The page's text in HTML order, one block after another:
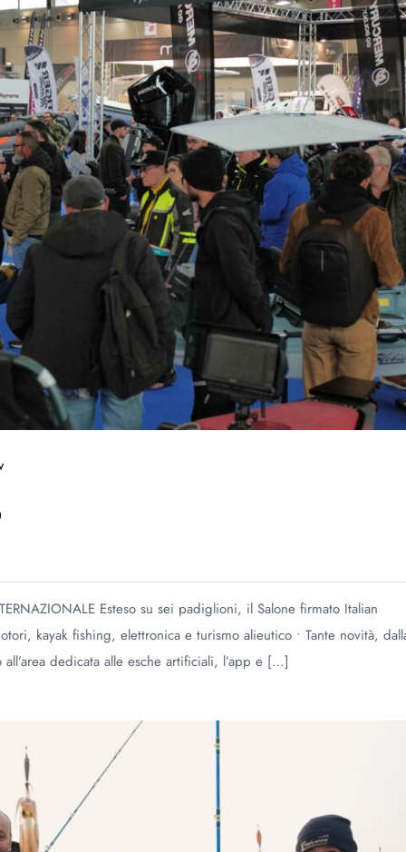
Esteso su sei padiglioni, il Salone firmato Italian
kayak fishing, elettronica e turismo alieutico • Tante novità,
dedicata alle esche artificiali, l’app e […]